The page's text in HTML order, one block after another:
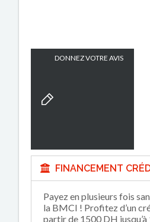
DONNEZ VOTRE AVIS
FINANCEMENT
Payez en plusieurs fois
la BMCI ! Profitez d’un
partir de 1500 DH